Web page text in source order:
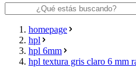
homepage
hpl
hpl 6mm
hpl textura gris claro 6 mm